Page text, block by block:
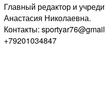
Главный редактор и
Анастасия Николаевна.
Контакты:
+79201034847